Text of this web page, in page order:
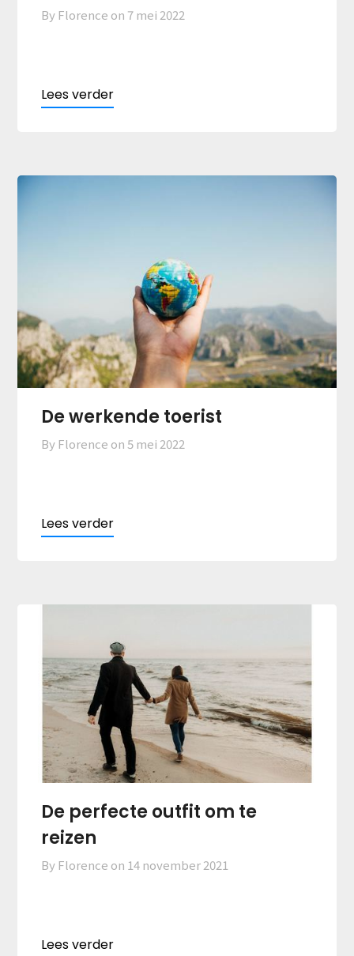
By Florence on 7 mei 2022
De werkende toerist
By Florence on 5 mei 2022
De perfecte outfit om te
reizen
By Florence on 14 november 2021